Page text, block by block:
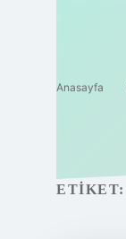
Anasayfa
ETIKET: